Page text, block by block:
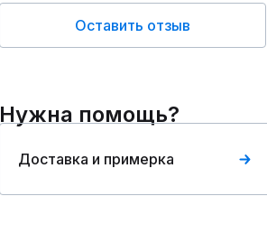
Оставить отзыв
Нужна помощь?
Доставка и примерка